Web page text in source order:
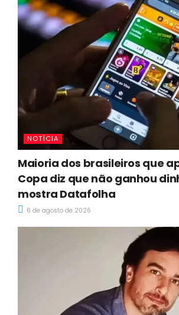
NOTÍCIA
Maioria dos brasileiros que
Copa diz que não ganhou
mostra Datafolha
6 de agosto de 2026